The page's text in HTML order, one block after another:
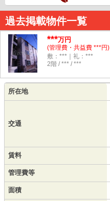
過去掲載物件一覧
***万円
(管理費・共益費 ***円)
敷：***｜礼：***
2階 / *** / ***
所在地
交通
賃料
管理費等
面積